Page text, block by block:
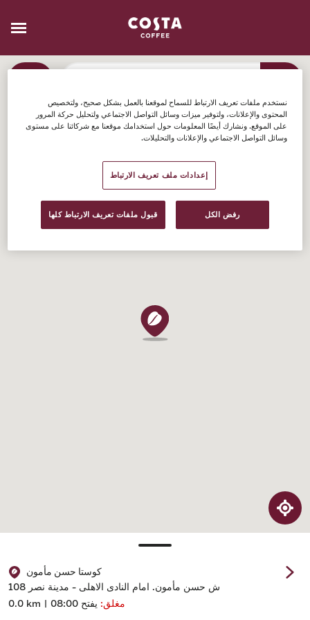
كوستا حسن مأمون
108 ش حسن مأمون. امام النادى الاهلى - مدينة نصر
0.0 km
مغلق: يفتح 08:00
نستخدم ملفات تعريف الارتباط للسماح لموقعنا بالعمل بشكل صحيح، ولتخصيص
المحتوى والإعلانات، ولتوفير ميزات وسائل التواصل الاجتماعي ولتحليل حركة المرور
على الموقع. ونشارك أيضًا المعلومات حول استخدامك موقعنا مع شركائنا على مستوى
وسائل التواصل الاجتماعي والإعلانات والتحليلات.
إعدادات ملف تعريف الارتباط
رفض الكل قبول ملفات تعريف الارتباط كلها